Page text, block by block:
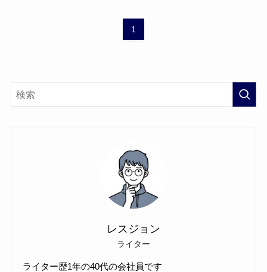
1
レスジョン
ライター
ライター歴1年の40代の会社員です